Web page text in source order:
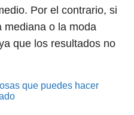
Por el contrario, si
mediana o la moda
que los resultados no
que puedes hacer